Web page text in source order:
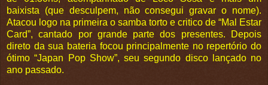
baixista (que desculpem, não consegui gravar o nome).
Atacou logo na primeira o samba torto e critico de “Mal Estar
Card”, cantado por grande parte dos presentes. Depois
direto da sua bateria focou principalmente no repertório do
ótimo “Japan Pop Show”, seu segundo disco lançado no
ano passado.